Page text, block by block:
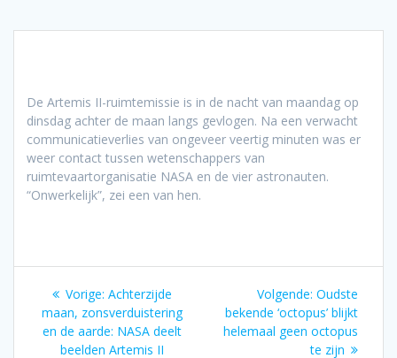
De Artemis II-ruimtemissie is in de nacht van maandag op
dinsdag achter de maan langs gevlogen. Na een verwacht
communicatieverlies van ongeveer veertig minuten was er
weer contact tussen wetenschappers van
ruimtevaartorganisatie NASA en de vier astronauten.
“Onwerkelijk”, zei een van hen.
Bericht
navigatie
Vorige: Vorig
bericht:
Achterzijde
maan, zonsverduistering
en de aarde: NASA deelt
beelden Artemis II
Volgende: Volgend
bericht:
Oudste
bekende ‘octopus’ blijkt
helemaal geen octopus
te zijn